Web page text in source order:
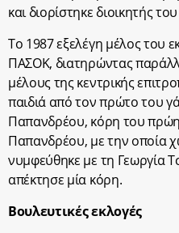
και διορίστηκε διοικητής
Το 1987 εξελέγη μέλος του
ΠΑΣΟΚ, διατηρώντας
μέλους της κεντρικής
παιδιά από τον πρώτο του
Παπανδρέου, κόρη του
Παπανδρέου, με την οποία
νυμφεύθηκε με τη Γεωργία
απέκτησε μία κόρη.
Βουλευτικές εκλογές